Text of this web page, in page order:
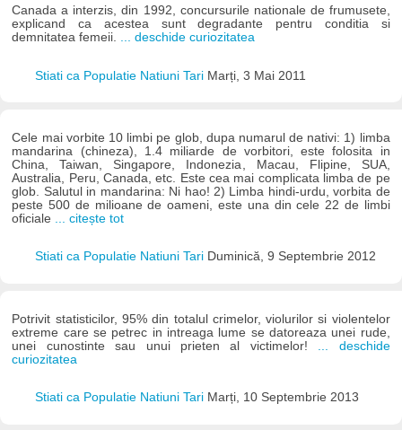
Canada a interzis, din 1992, concursurile nationale de frumusete,
explicand ca acestea sunt degradante pentru conditia si
demnitatea femeii. ... deschide curiozitatea
Stiati ca Populatie Natiuni Tari Marți, 3 Mai 2011
Cele mai vorbite 10 limbi pe glob, dupa numarul de nativi: 1) limba
mandarina (chineza), 1.4 miliarde de vorbitori, este folosita in
China, Taiwan, Singapore, Indonezia, Macau, Flipine, SUA,
Australia, Peru, Canada, etc. Este cea mai complicata limba de pe
glob. Salutul in mandarina: Ni hao! 2) Limba hindi-urdu, vorbita de
peste 500 de milioane de oameni, este una din cele 22 de limbi
oficiale ... citește tot
Stiati ca Populatie Natiuni Tari Duminică, 9 Septembrie 2012
Potrivit statisticilor, 95% din totalul crimelor, violurilor si violentelor
extreme care se petrec in intreaga lume se datoreaza unei rude,
unei cunostinte sau unui prieten al victimelor!
... deschide
curiozitatea
Stiati ca Populatie Natiuni Tari Marți, 10 Septembrie 2013